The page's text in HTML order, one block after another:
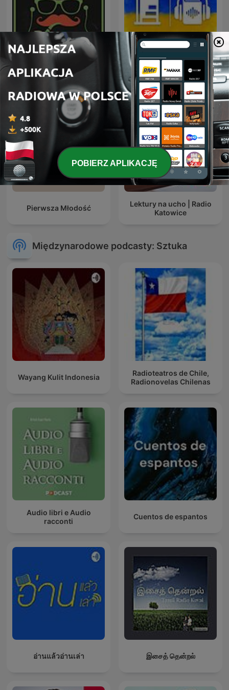
Наші детективи
Аудіокниги українською
(Студія Калідор та інші)
Pierwsza Młodość
Lektury na ucho | Radio
Katowice
Międzynarodowe podcasty: Sztuka
Wayang Kulit Indonesia
Radioteatros de Chile,
Radionovelas Chilenas
Audio libri e Audio
racconti
Cuentos de espantos
อ่านแล้วอ่านเล่า இசைத் தென்றல்
POBIERZ APLIKACJĘ